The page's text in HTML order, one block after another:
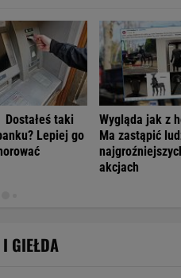
Dostałeś taki
Lepiej go
Wygląda jak z
Ma zastąpić
akcjach
GIEŁDA